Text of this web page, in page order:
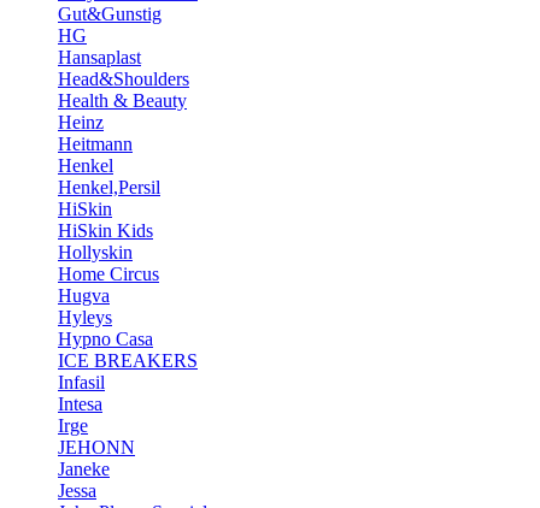
Gut&Gunstig
HG
Hansaplast
Head&Shoulders
Health & Beauty
Heinz
Heitmann
Henkel
Henkel,Persil
HiSkin
HiSkin Kids
Hollyskin
Home Circus
Hugva
Hyleys
Hypno Casa
ICE BREAKERS
Infasil
Intesa
Irge
JEHONN
Janeke
Jessa